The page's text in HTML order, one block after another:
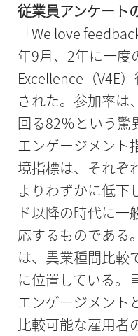
従業員アンケート
「We love
年9月、2年に一度
Excellence（V4E
された。参加率は
回る82％という驚
エンゲージメント
境指標は、それぞ
よりわずかに低下
ド以降の時代に一
応するものである
は、異業種間比較
に位置している。
エンゲージメント
比較可能な雇用者